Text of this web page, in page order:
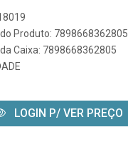
Produto: 7898668362805
Caixa: 7898668362805
LOGIN P/ VER PREÇO